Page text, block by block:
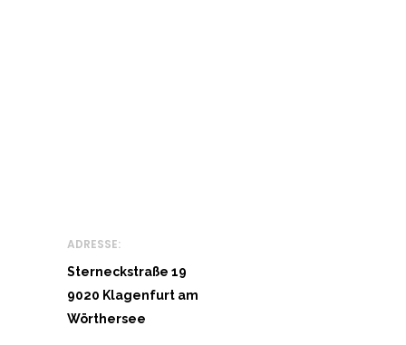
ADRESSE:
Sterneckstraße 19
9020 Klagenfurt am
Wörthersee